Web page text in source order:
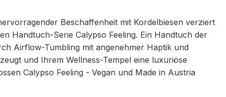
Beschaffenheit mit Kordelbiesen verziert
Handtuch-Serie Calypso Feeling. Ein Handtuch der
Airflow-Tumbling mit angenehmer Haptik und
und Ihrem Wellness-Tempel eine luxuriöse
Calypso Feeling - Vegan und Made in Austria